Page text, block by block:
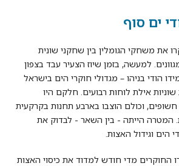
את משחקי הגומלין בין שחקני שונית
למעשה, בזמן שיוז הצעיר עבד בצפון
הודי בניהו – מגדולי חוקרי הים בישראל
אילת לוחות רבועים. חלקם היו
וכולם הוצבו בארבע תחנות בקרקעית
המטרה הייתה - בין השאר - לבדוק את
הים וגידול האצות.
מדי חודש למדוד את כיסוי האצות